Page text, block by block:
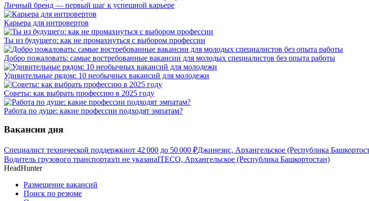
Личный бренд — первый шаг к успешной карьере
Карьера для интровертов
Ты из будущего: как не промахнуться с выбором профессии
Добро пожаловать: самые востребованные вакансии для молодых специалистов без опыта работы
Удивительные рядом: 10 необычных вакансий для молодежи
Советы: как выбрать профессию в 2025 году
Работа по душе: какие профессии подходят эмпатам?
Вакансии дня
Специалист технической поддержкиот 42 000 до 50 000 ₽Джинезис, Архангельское (Республика
Водитель грузового транспортаз/п не указанаITECO, Архангельское (Республика Башкортостан)
HeadHunter
Размещение вакансий
Поиск по резюме